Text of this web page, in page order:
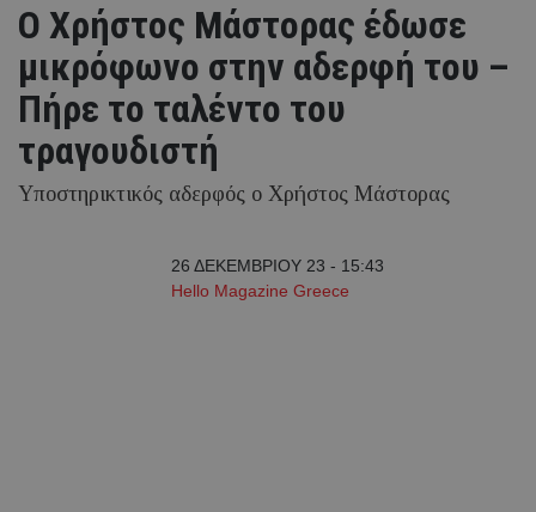
O Χρήστος Μάστορας έδωσε
μικρόφωνο στην αδερφή του –
Πήρε το ταλέντο του
τραγουδιστή
Υποστηρικτικός αδερφός ο Χρήστος Μάστορας
26 ΔΕΚΕΜΒΡΙΟΥ 23 - 15:43
Hello Magazine Greece